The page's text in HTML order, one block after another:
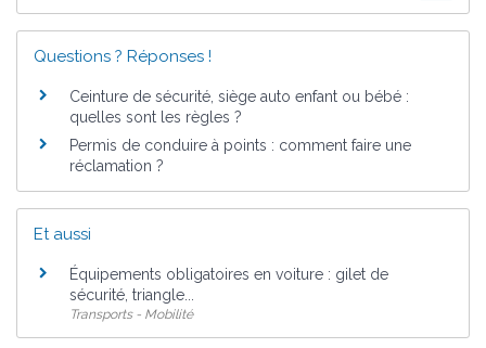
Questions ? Réponses !
Ceinture de sécurité, siège auto enfant ou bébé :
quelles sont les règles ?
Permis de conduire à points : comment faire une
réclamation ?
Et aussi
Équipements obligatoires en voiture : gilet de
sécurité, triangle...
Transports - Mobilité